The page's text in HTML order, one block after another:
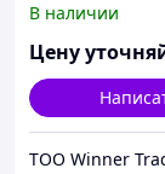
В наличии
Цену
ТОО Winner